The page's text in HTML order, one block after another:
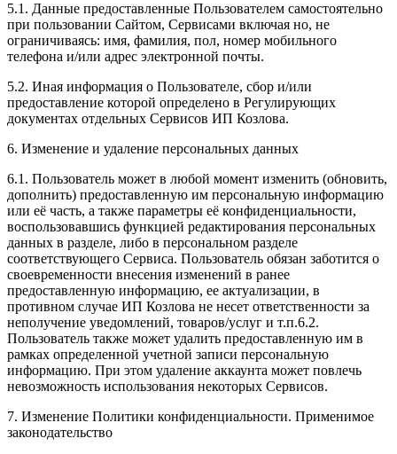
5.1. Данные предоставленные Пользователем самостоятельно
при пользовании Сайтом, Сервисами включая но, не
ограничиваясь: имя, фамилия, пол, номер мобильного
телефона и/или адрес электронной почты.
5.2. Иная информация о Пользователе, сбор и/или
предоставление которой определено в Регулирующих
документах отдельных Сервисов ИП Козлова.
6. Изменение и удаление персональных данных
6.1. Пользователь может в любой момент изменить (обновить,
дополнить) предоставленную им персональную информацию
или её часть, а также параметры её конфиденциальности,
воспользовавшись функцией редактирования персональных
данных в разделе, либо в персональном разделе
соответствующего Сервиса. Пользователь обязан заботится о
своевременности внесения изменений в ранее
предоставленную информацию, ее актуализации, в
противном случае ИП Козлова не несет ответственности за
неполучение уведомлений, товаров/услуг и т.п.6.2.
Пользователь также может удалить предоставленную им в
рамках определенной учетной записи персональную
информацию. При этом удаление аккаунта может повлечь
невозможность использования некоторых Сервисов.
7. Изменение Политики конфиденциальности. Применимое
законодательство